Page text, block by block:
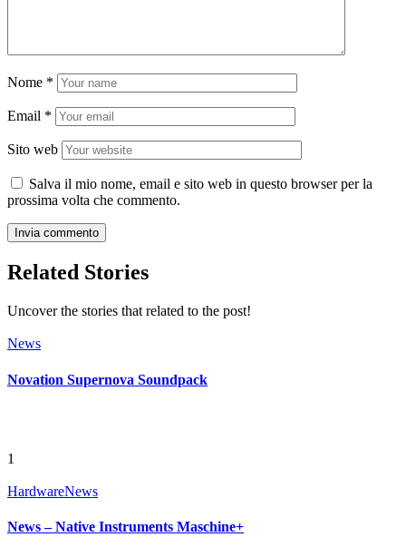
Nome *
Email *
Sito web
Salva il mio nome, email e sito web in questo browser per la
prossima volta che commento.
Related Stories
Uncover the stories that related to the post!
News
Novation Supernova Soundpack
1
HardwareNews
News – Native Instruments Maschine+